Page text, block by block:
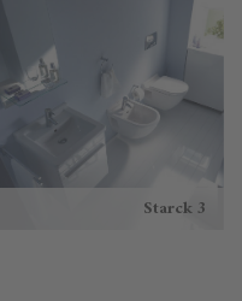
Starck 3